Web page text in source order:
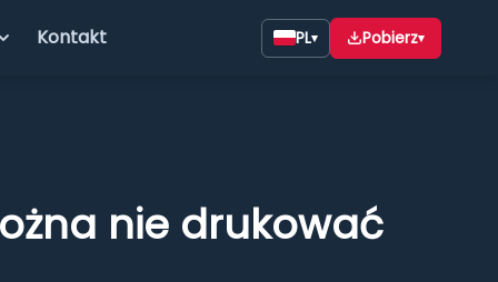
Kontakt PL▾ Pobierz▾
nie drukować